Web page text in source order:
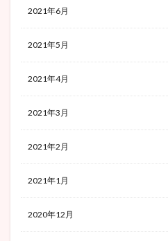
2021年6月
2021年5月
2021年4月
2021年3月
2021年2月
2021年1月
2020年12月